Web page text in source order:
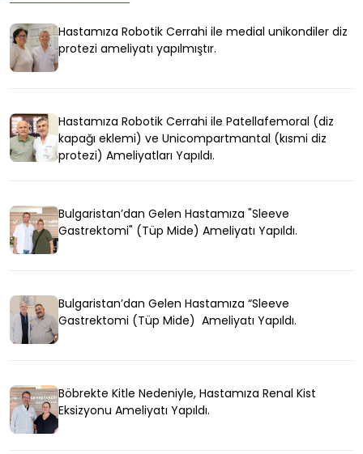
Hastamıza Robotik Cerrahi ile medial unikondiler diz
protezi ameliyatı yapılmıştır.
Hastamıza Robotik Cerrahi ile Patellafemoral (diz
kapağı eklemi) ve Unicompartmantal (kısmi diz
protezi) Ameliyatları Yapıldı.
Bulgaristan’dan Gelen Hastamıza "Sleeve
Gastrektomi" (Tüp Mide) Ameliyatı Yapıldı.
Bulgaristan’dan Gelen Hastamıza “Sleeve
Gastrektomi (Tüp Mide) Ameliyatı Yapıldı.
Böbrekte Kitle Nedeniyle, Hastamıza Renal Kist
Eksizyonu Ameliyatı Yapıldı.